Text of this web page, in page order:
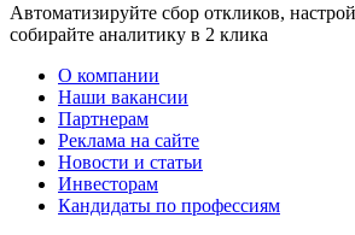
Автоматизируйте сбор откликов,
собирайте аналитику в 2 клика
О компании
Наши вакансии
Партнерам
Реклама на сайте
Новости и статьи
Инвесторам
Кандидаты по профессиям